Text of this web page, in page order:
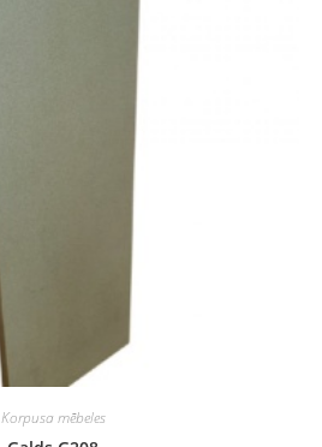
Korpusa mēbeles